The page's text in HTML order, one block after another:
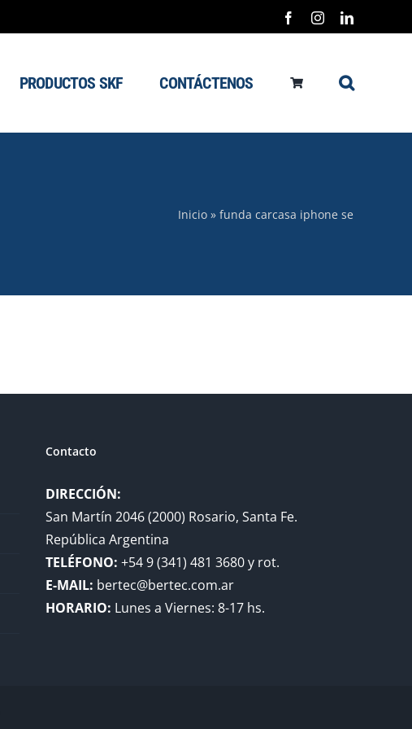
FacebookInstagramLinkedIn
PRODUCTOS SKF CONTÁCTENOS
Inicio » funda carcasa iphone se
Contacto
DIRECCIÓN:
San Martín 2046 (2000) Rosario, Santa Fe.
República Argentina
TELÉFONO: +54 9 (341) 481 3680 y rot.
E-MAIL: bertec@bertec.com.ar
HORARIO: Lunes a Viernes: 8-17 hs.